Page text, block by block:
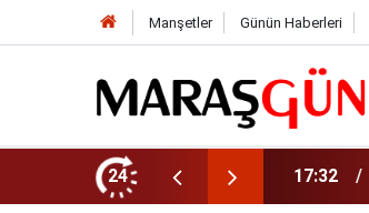
Manşetler Günün Haberleri
24 17:08